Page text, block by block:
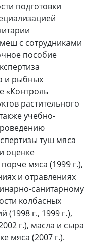
подготовки
с сотрудниками
пособие
и рыбных
«Контроль
растительного
учебно-
туш мяса
оценке
мяса (1999 г.),
и отравлениях
санитарному
колбасных
(1998 г., 1999 г.),
г.), масла и сыра
мяса (2007 г.).